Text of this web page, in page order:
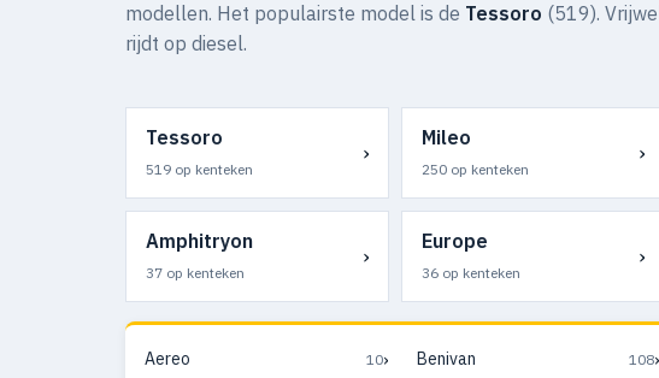
modellen. Het populairste model is de Tessoro (519).
rijdt op diesel.
Tessoro
519 op kenteken
›
Mileo
250 op kenteken
›
Amphitryon
37 op kenteken
›
Europe
36 op kenteken
›
Aereo 10› Benivan 108›